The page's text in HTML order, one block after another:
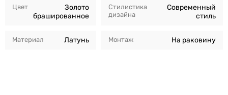
Цвет
Золото
брашированное
Материал Латунь
Стилистика
дизайна
Современный
стиль
Монтаж На раковину